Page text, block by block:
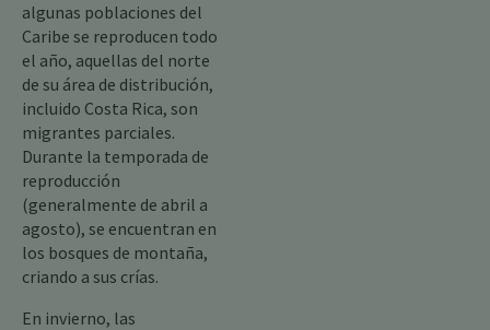
algunas poblaciones del
Caribe se reproducen todo
el año, aquellas del norte
de su área de distribución,
incluido Costa Rica, son
migrantes parciales.
Durante la temporada de
reproducción
(generalmente de abril a
agosto), se encuentran en
los bosques de montaña,
criando a sus crías.
En invierno, las